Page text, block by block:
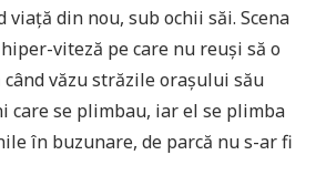
din nou, sub ochii săi. Scena
viteză pe care nu reuși să o
când văzu străzile orașului său
care se plimbau, iar el se plimba
în buzunare, de parcă nu s-ar fi